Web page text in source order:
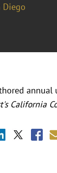
Diego
annual
California